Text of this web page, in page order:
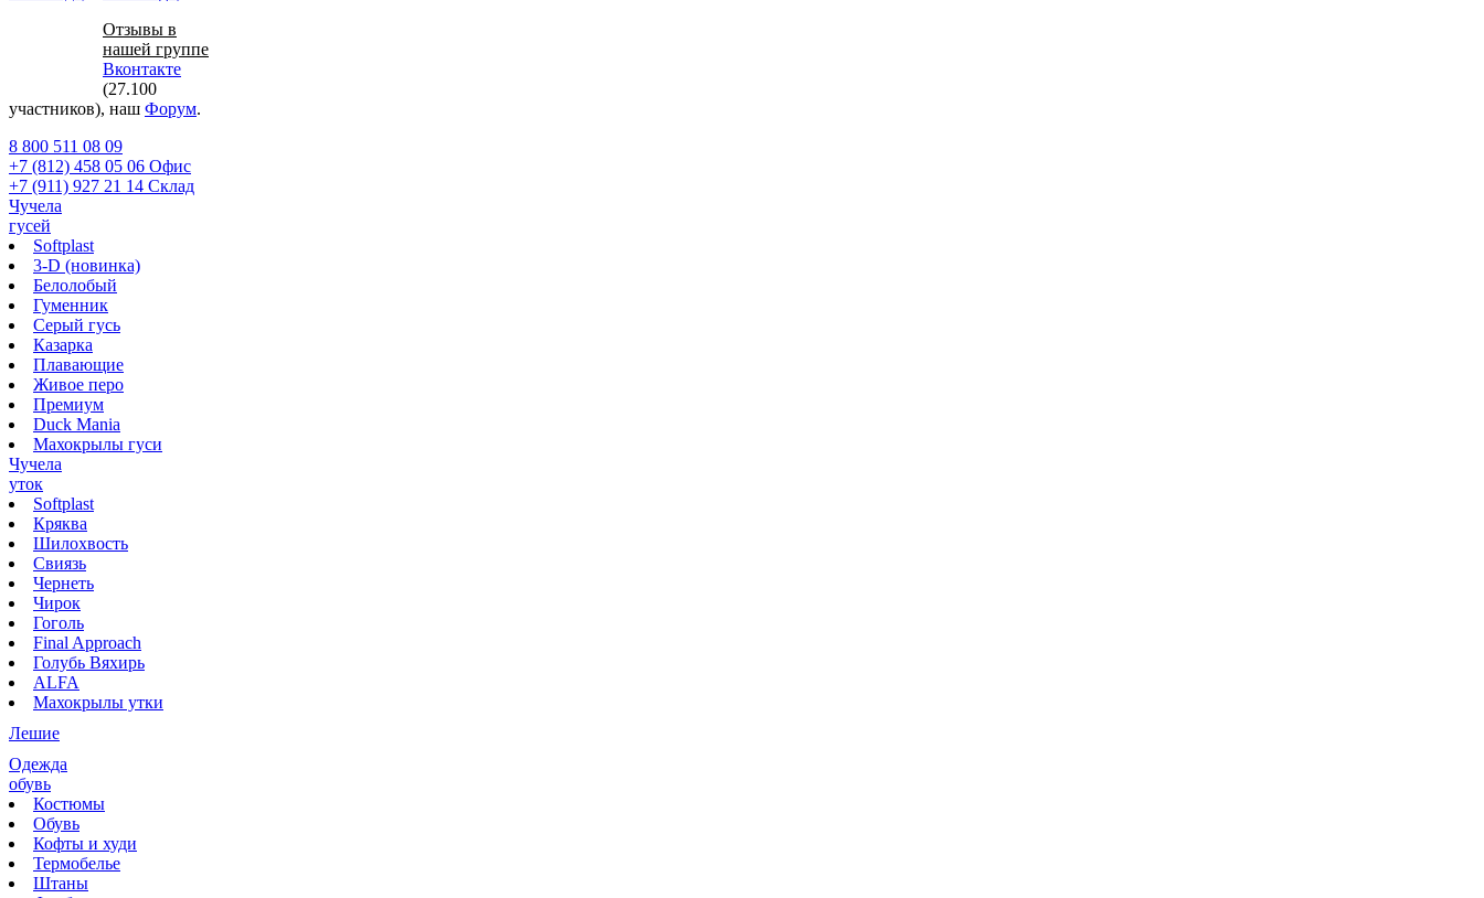
Отзывы в
нашей группе
Вконтакте
(27.100
участников), наш Форум.
8 800 511 08 09
+7 (812) 458 05 06 Офис
+7 (911) 927 21 14 Склад
Чучела
гусей
Softplast
3-D (новинка)
Белолобый
Гуменник
Серый гусь
Казарка
Плавающие
Живое перо
Премиум
Duck Mania
Махокрылы гуси
Чучела
уток
Softplast
Кряква
Шилохвость
Свиязь
Чернеть
Чирок
Гоголь
Final Approach
Голубь Вяхирь
ALFA
Махокрылы утки
Лешие
Одежда
обувь
Костюмы
Обувь
Кофты и худи
Термобелье
Штаны